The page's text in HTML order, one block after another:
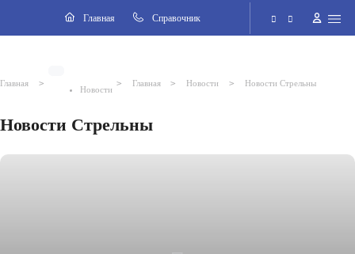
Главная Cправочник
Главная >
Новости
> Главная > Новости > Новости Стрельны
Новости Стрельны